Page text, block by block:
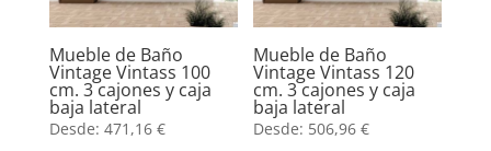
Mueble de Baño
Vintage Vintass 100
cm. 3 cajones y caja
baja lateral
Desde: 471,16 €
Mueble de Baño
Vintage Vintass 120
cm. 3 cajones y caja
baja lateral
Desde: 506,96€